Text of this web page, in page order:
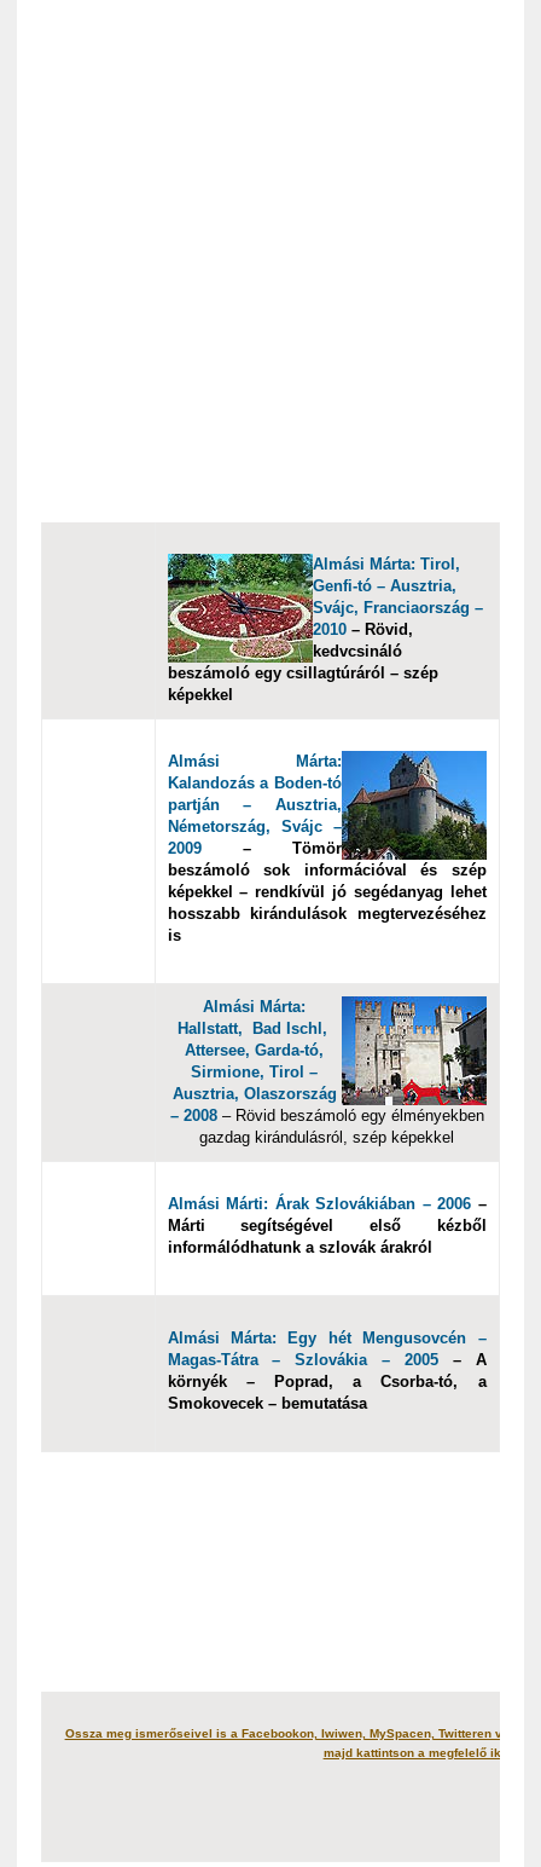
Almási Márta: Tirol,
Genfi-tó – Ausztria,
Svájc, Franciaország –
2010– Rövid,
kedvcsináló
beszámoló egy csillagtúráról – szép
képekkel
Almási Márta:
Kalandozás a Boden-tó
partján – Ausztria,
Németország, Svájc –
2009– Tömör
beszámoló sok információval és szép
képekkel – rendkívül jó segédanyag lehet
hosszabb kirándulások megtervezéséhez
is
Almási Márta:
Hallstatt,
Bad Ischl,
Attersee, Garda-tó,
Sirmione, Tirol –
Ausztria, Olaszország
– 2008– Rövid beszámoló egy élményekben
gazdag kirándulásról, szép képekkel
Almási Márti: Árak Szlovákiában – 2006 –
Márti segítségével első kézből
informálódhatunk a szlovák árakról
Almási Márta: Egy hét Mengusovcén –
Magas-Tátra – Szlovákia – 2005– A
környék – Poprad, a Csorba-tó, a
Smokovecek – bemutatása
Ossza meg ismerőseivel is a Facebookon, Iwiwen, MySpacen, Twitteren vagy
majd kattintson a megfelelő ikonra!